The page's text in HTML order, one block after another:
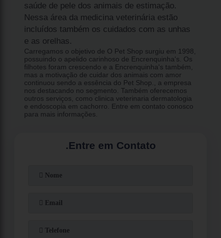
saúde de pele dos animais de estimação.
Nessa área da medicina veterinária estão
incluídos também os cuidados com as unhas
e as orelhas.
Carregamos o objetivo de O Pet Shop surgiu em 1998,
possuindo o apelido carinhoso de Encrenquinha's. Os
filhotes foram crescendo e a Encrenquinha's também,
mas a motivação de cuidar dos animais com amor
continuou sendo a essência do Pet Shop., a empresa
nos destacando no segmento. Também oferecemos
outros serviços, como clinica veterinaria dermatologia
e endoscopia em cachorro. Entre em contato conosco
para mais informações.
.Entre em Contato